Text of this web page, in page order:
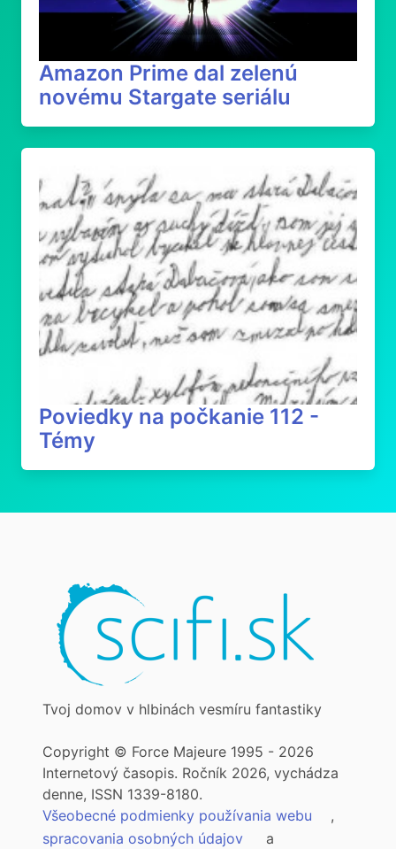
Amazon Prime dal zelenú
novému Stargate seriálu
Poviedky na počkanie 112 -
Témy
Tvoj domov v hlbinách vesmíru fantastiky
Copyright © Force Majeure 1995 - 2026
Internetový časopis. Ročník 2026, vychádza
denne, ISSN 1339-8180.
Všeobecné podmienky používania webu
,
spracovania osobných údajov
a